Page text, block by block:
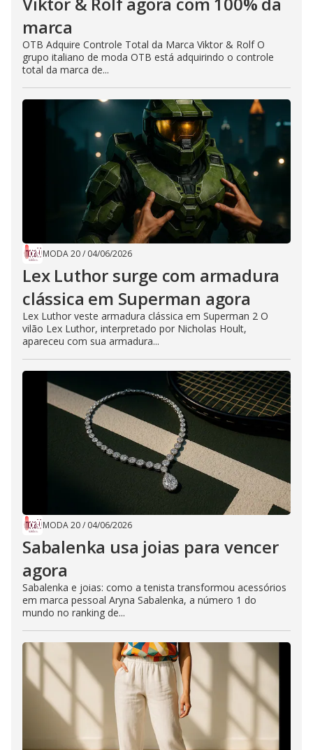
marca
OTB Adquire Controle Total da Marca Viktor & Rolf O
grupo italiano de moda OTB está adquirindo o controle
total da marca de...
MODA 20/ 04/06/2026
Lex Luthor surge com armadura
clássica em Superman agora
Lex Luthor veste armadura clássica em Superman 2 O
vilão Lex Luthor, interpretado por Nicholas Hoult,
apareceu com sua armadura...
MODA 20/ 04/06/2026
Sabalenka usa joias para vencer
agora
Sabalenka e joias: como a tenista transformou acessórios
em marca pessoal Aryna Sabalenka, a número 1 do
mundo no ranking de...